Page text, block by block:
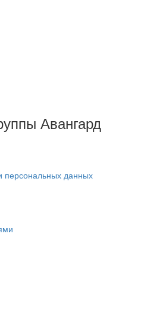
Авангард
персональных данных